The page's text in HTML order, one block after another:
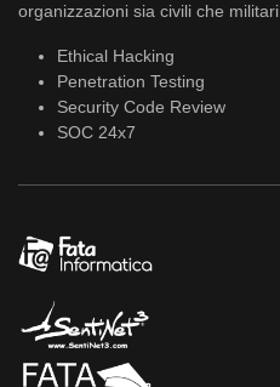
organizzazioni sia civili che militari.
Ethical Hacking
Penetration Testing
Security Code Review
SOC 24x7